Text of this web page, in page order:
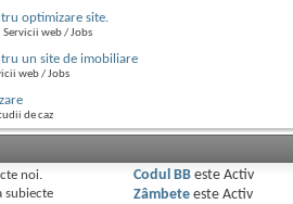
optimizare site.
web / Jobs
un site de imobiliare
web / Jobs
de caz
noi.
subiecte
Codul BBeste Activ
Zâmbeteeste Activ